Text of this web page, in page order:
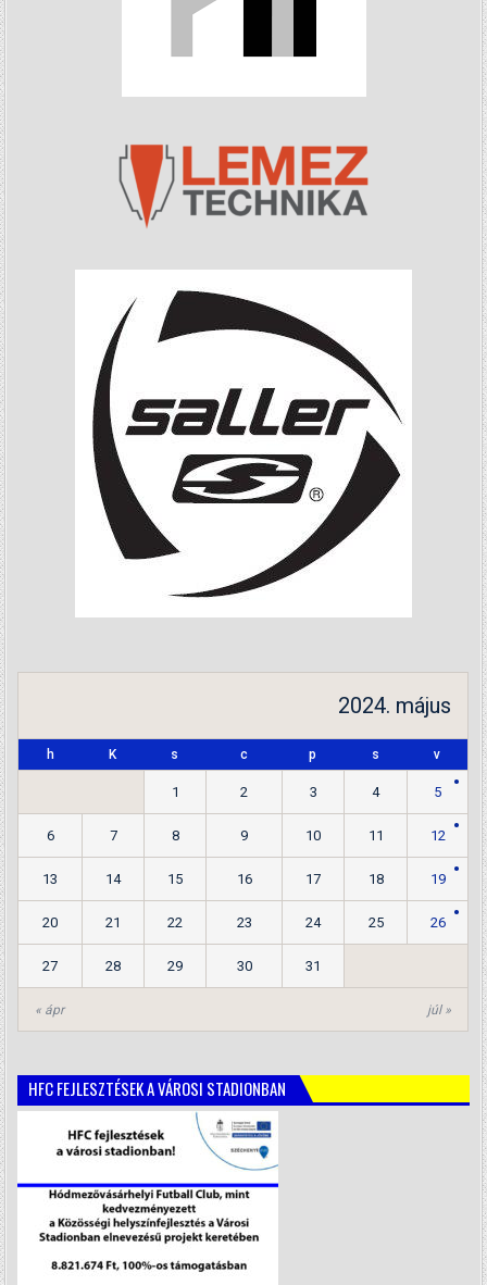
2024. május
h K s c p s v
« ápr júl »
1 2 3 4 5
6 7 8 9 10 11 12
13 14 15 16 17 18 19
20 21 22 23 24 25 26
27 28 29 30 31
HFC FEJLESZTÉSEK A VÁROSI STADIONBAN